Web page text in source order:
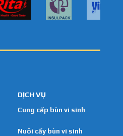
DỊCH VỤ
Cung cấp bùn vi sinh
Nuôi cấy bùn vi sinh